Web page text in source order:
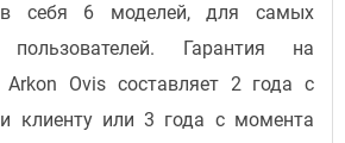
себя 6 моделей, для самых
пользователей. Гарантия на
Ovis составляет 2 года с
клиенту или 3 года с момента